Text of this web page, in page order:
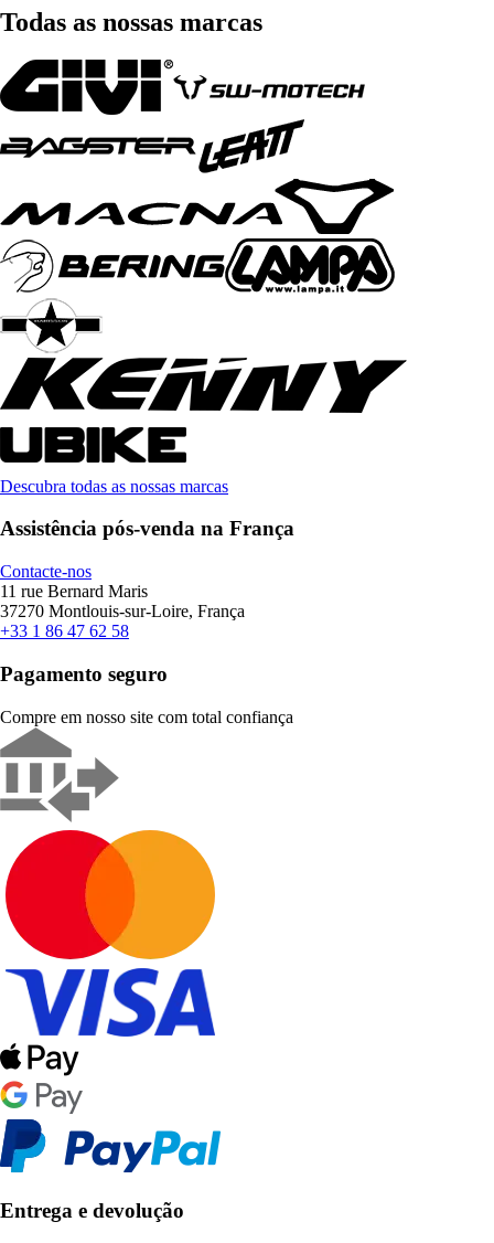
Todas as nossas marcas
Descubra todas as nossas marcas
Assistência pós-venda na França
Contacte-nos
11 rue Bernard Maris
37270 Montlouis-sur-Loire, França
+33 1 86 47 62 58
Pagamento seguro
Compre em nosso site com total confiança
Entrega e devolução